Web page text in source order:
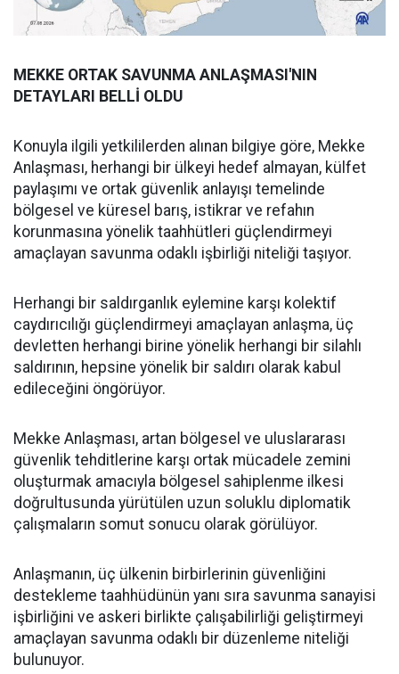
MEKKE ORTAK SAVUNMA ANLAŞMASI'NIN
DETAYLARI BELLİ OLDU
Konuyla ilgili yetkililerden alınan bilgiye göre, Mekke
Anlaşması, herhangi bir ülkeyi hedef almayan, külfet
paylaşımı ve ortak güvenlik anlayışı temelinde
bölgesel ve küresel barış, istikrar ve refahın
korunmasına yönelik taahhütleri güçlendirmeyi
amaçlayan savunma odaklı işbirliği niteliği taşıyor.
Herhangi bir saldırganlık eylemine karşı kolektif
caydırıcılığı güçlendirmeyi amaçlayan anlaşma, üç
devletten herhangi birine yönelik herhangi bir silahlı
saldırının, hepsine yönelik bir saldırı olarak kabul
edileceğini öngörüyor.
Mekke Anlaşması, artan bölgesel ve uluslararası
güvenlik tehditlerine karşı ortak mücadele zemini
oluşturmak amacıyla bölgesel sahiplenme ilkesi
doğrultusunda yürütülen uzun soluklu diplomatik
çalışmaların somut sonucu olarak görülüyor.
Anlaşmanın, üç ülkenin birbirlerinin güvenliğini
destekleme taahhüdünün yanı sıra savunma sanayisi
işbirliğini ve askeri birlikte çalışabilirliği geliştirmeyi
amaçlayan savunma odaklı bir düzenleme niteliği
bulunuyor.